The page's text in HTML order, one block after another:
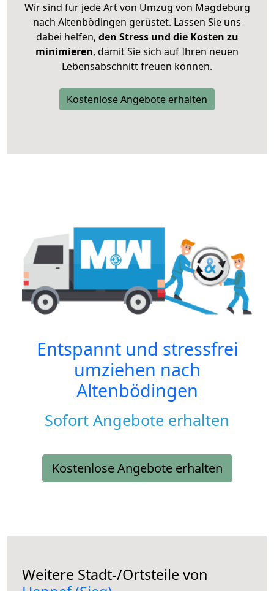
Wir sind für jede Art von Umzug von Magdeburg
nach Altenbödingen gerüstet. Lassen Sie uns
dabei helfen, den Stress und die Kosten zu
minimieren, damit Sie sich auf Ihren neuen
Lebensabschnitt freuen können.
Kostenlose Angebote erhalten
Entspannt und stressfrei
umziehen nach
Altenbödingen
Sofort Angebote erhalten
Kostenlose Angebote erhalten
Weitere Stadt-/Ortsteile von